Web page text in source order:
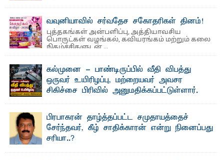
வவுனியாவில் சர்வதேச சகோதரிகள் தினம்!
புத்தகங்கள் அன்பளிப்பு, அத்தியாவசிய
பொருட்கள் வழங்கல், கவியரங்கம் மற்றும் கலை
நிகழ்ச்சிகளுடன் ...
கல்முனை - பாண்டிருப்பில் வீதி விபத்து
ஒருவர் உயிரிழப்பு, மற்றையவர் அவசர
சிகிச்சை பிரிவில் அனுமதிக்கப்பட்டுள்ளார்.
பாண்டிருப்பு ...பிரபாகரன் தாழ்த்தப்பட்ட சமுதாயத்தைச்
சேர்ந்தவர், கீழ் சாதிக்காரன் என்று நினைப்பது
சரியா..?